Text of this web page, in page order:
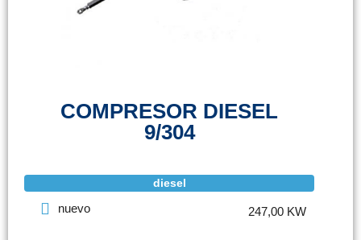
COMPRESOR DIESEL
9/304
diesel
nuevo 247,00 KW